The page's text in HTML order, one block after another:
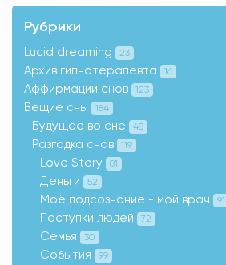
Рубрики
Lucid dreaming 23
Архив гипнотерапевта 16
Аффирмации снов 123
Вещие сны 184
Будущее во сне 48
Разгадка снов 119
Love Story 81
Деньги 52
Моё подсознание - мой врач 91
Поступки людей 72
Семья 30
События 99